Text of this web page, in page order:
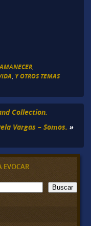
,
Y OTROS TEMAS
Collection.
Vargas – Somos. »
EVOCAR
Buscar